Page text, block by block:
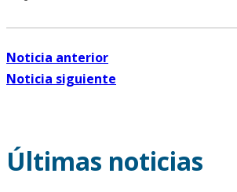
Noticia anterior
Noticia siguiente
Últimas noticias